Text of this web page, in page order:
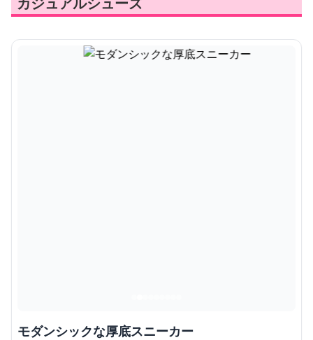
モダンシックな厚底スニーカー